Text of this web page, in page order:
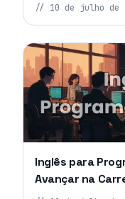
// 10 de julho de
Inglês para
Avançar na